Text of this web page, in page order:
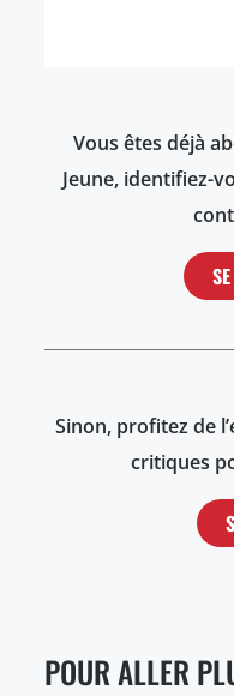
Vous êtes déjà
Jeune, identifiez-
Sinon, profitez de
critiques
POUR ALLER